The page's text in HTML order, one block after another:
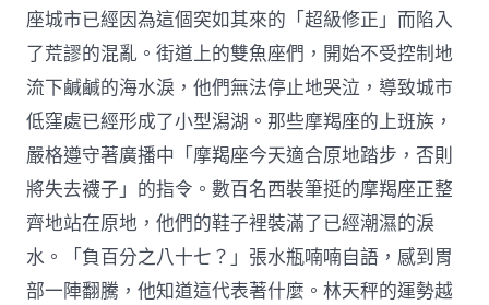
座城市已經因為這個突如其來的「超級修正」而陷入
了荒謬的混亂。街道上的雙魚座們，開始不受控制地
流下鹹鹹的海水淚，他們無法停止地哭泣，導致城市
低窪處已經形成了小型潟湖。那些摩羯座的上班族，
嚴格遵守著廣播中「摩羯座今天適合原地踏步，否則
將失去襪子」的指令。數百名西裝筆挺的摩羯座正整
齊地站在原地，他們的鞋子裡裝滿了已經潮濕的淚
水。「負百分之八十七？」張水瓶喃喃自語，感到胃
部一陣翻騰，他知道這代表著什麼。林天秤的運勢越